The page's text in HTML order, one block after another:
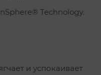
Technology.
и успокаивает